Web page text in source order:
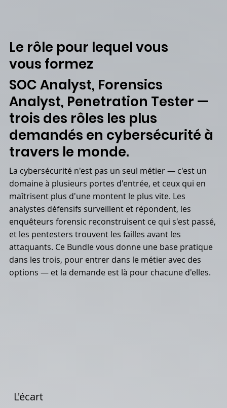
L'écart
Le rôle pour lequel vous
vous formez
La cybersécurité n'est pas un seul métier — c'est un
domaine à plusieurs portes d'entrée, et ceux qui en
maîtrisent plus d'une montent le plus vite. Les
analystes défensifs surveillent et répondent, les
enquêteurs forensic reconstruisent ce qui s'est passé,
et les pentesters trouvent les failles avant les
attaquants. Ce Bundle vous donne une base pratique
dans les trois, pour entrer dans le métier avec des
options — et la demande est là pour chacune d'elles.
SOC Analyst, Forensics
Analyst, Penetration Tester —
trois des rôles les plus
demandés en cybersécurité à
travers le monde.